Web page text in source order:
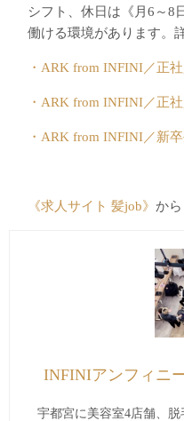
シフト、休日は《月6～8
働ける環境があります。
・ARK from INFINI／正
・ARK from INFINI／正
・ARK from INFINI／新
《求人サイト 髪job》か
INFINIアンフィニ
宇都宮に美容室4店舗、